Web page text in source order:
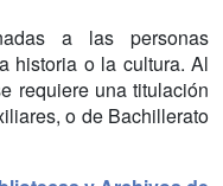
a las personas
historia o la cultura. Al
requiere una titulación
o de Bachillerato